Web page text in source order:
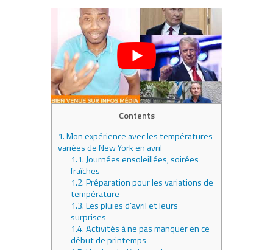
Contents
1.Mon expérience avec les températures
variées de New York en avril
1.1.Journées ensoleillées, soirées
fraîches
1.2.Préparation pour les variations de
température
1.3.Les pluies d’avril et leurs
surprises
1.4.Activités à ne pas manquer en ce
début de printemps